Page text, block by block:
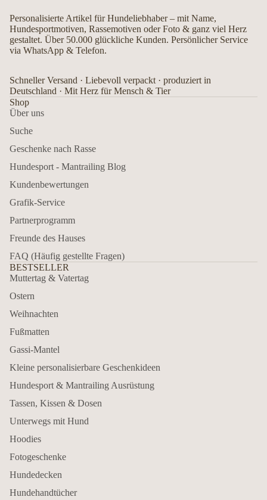
Personalisierte Artikel für Hundeliebhaber – mit Name,
Hundesportmotiven, Rassemotiven oder Foto & ganz viel Herz
gestaltet. Über 50.000 glückliche Kunden. Persönlicher Service
via WhatsApp & Telefon.
Schneller Versand · Liebevoll verpackt · produziert in
Deutschland · Mit Herz für Mensch & Tier
Shop
Über uns
Suche
Geschenke nach Rasse
Hundesport - Mantrailing Blog
Kundenbewertungen
Grafik-Service
Partnerprogramm
Freunde des Hauses
FAQ (Häufig gestellte Fragen)
BESTSELLER
Muttertag & Vatertag
Ostern
Weihnachten
Fußmatten
Gassi-Mantel
Kleine personalisierbare Geschenkideen
Hundesport & Mantrailing Ausrüstung
Tassen, Kissen & Dosen
Unterwegs mit Hund
Hoodies
Fotogeschenke
Hundedecken
Hundehandtücher